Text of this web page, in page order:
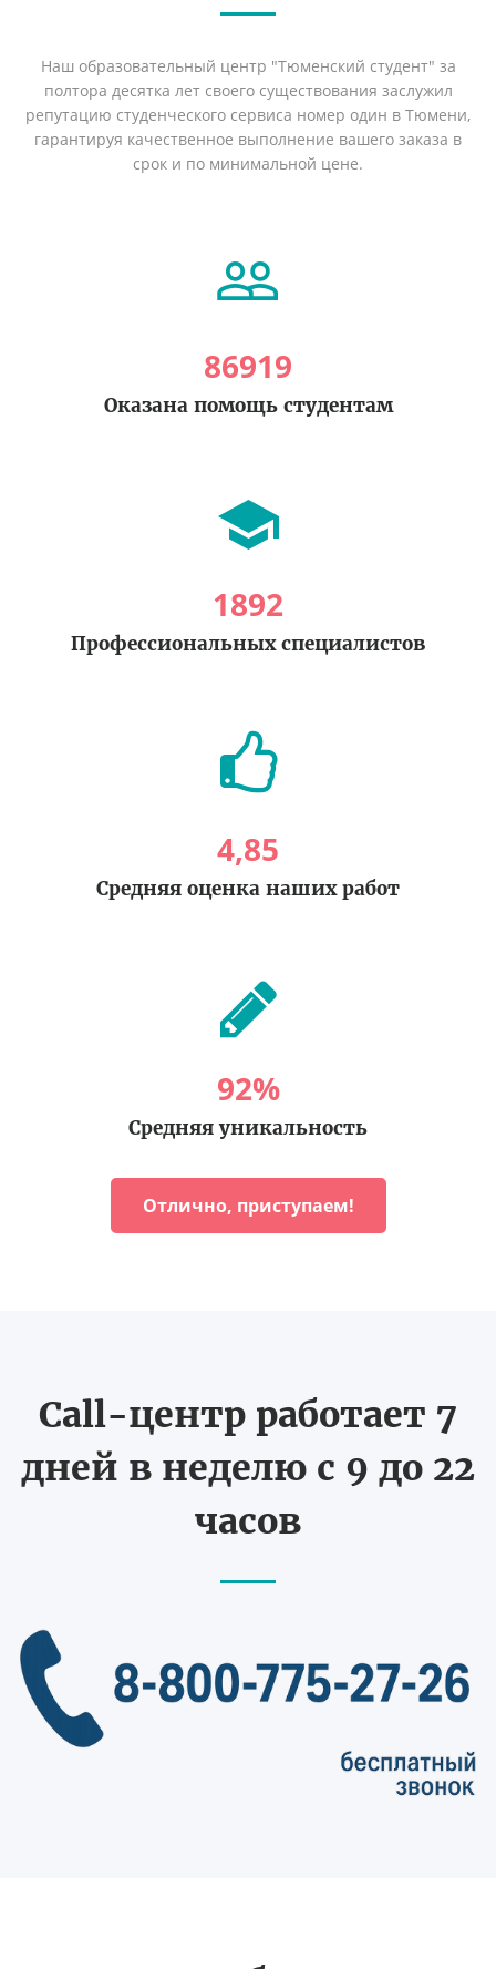
Наш образовательный центр "Тюменский студент" за
полтора десятка лет своего существования заслужил
репутацию студенческого сервиса номер один в Тюмени,
гарантируя качественное выполнение вашего заказа в
срок и по минимальной цене.
86919
Оказана помощь студентам
1892
Профессиональных специалистов
4,85
Средняя оценка наших работ
92%
Средняя уникальность
Отлично, приступаем!
Call-центр работает 7
дней в неделю с 9 до 22
часов